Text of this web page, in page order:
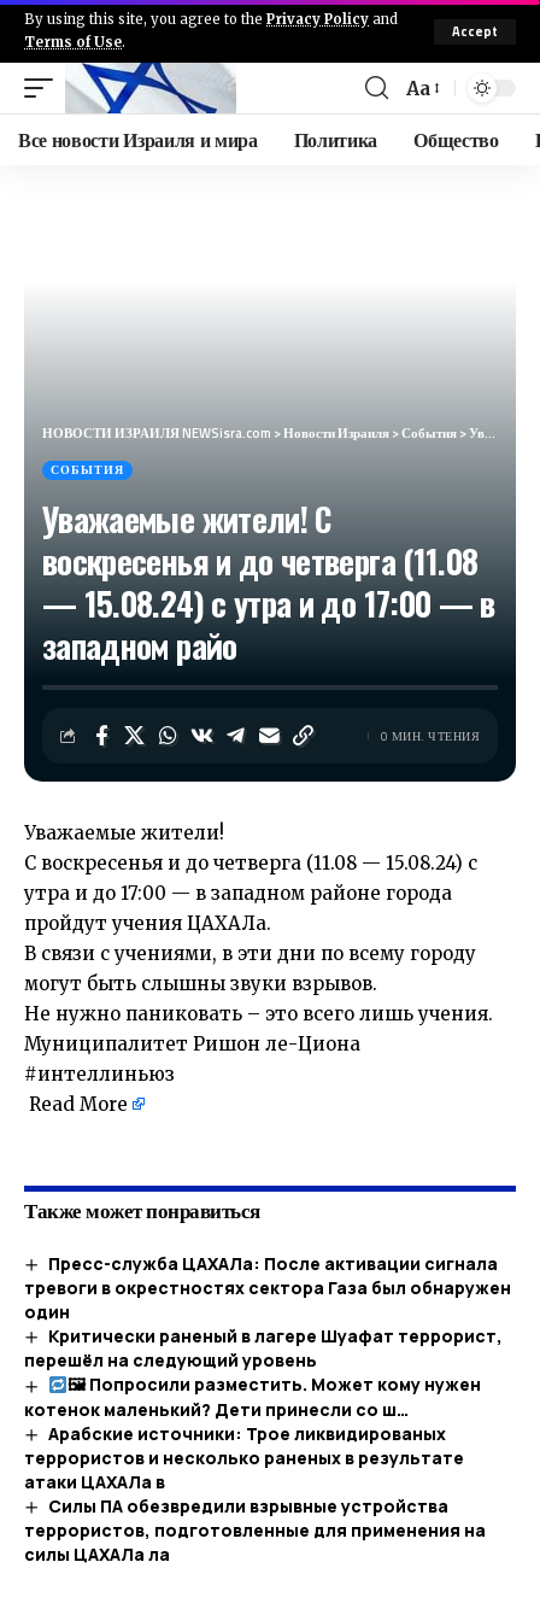
By using this site, you agree to the Privacy Policy and
Terms of Use.
Accept
Aa
Все новости Израиля и мира Политика Общество
НОВОСТИ ИЗРАИЛЯ NEWSisra.com >Новости Израиля>События>Уважаемые жители! С воскресенья и до четверга (11.08 — 15.08.24) с утра и до 17:00 — в западном райо
СОБЫТИЯ
Уважаемые жители! С
воскресенья и до четверга (11.08
— 15.08.24) с утра и до 17:00 — в
западном райо
0 МИН. ЧТЕНИЯ
Уважаемые жители!
С воскресенья и до четверга (11.08 — 15.08.24) с
утра и до 17:00 — в западном районе города
пройдут учения ЦАХАЛа.
В связи с учениями, в эти дни по всему городу
могут быть слышны звуки взрывов.
Не нужно паниковать – это всего лишь учения.
Муниципалитет Ришон ле-Циона
#интеллиньюз
Read More
Также может понравиться
Пресс-служба ЦАХАЛа: После активации сигнала
тревоги в окрестностях сектора Газа был обнаружен
один
Критически раненый в лагере Шуафат террорист,
перешёл на следующий уровень
🖼 Попросили разместить. Может кому нужен
котенок маленький? Дети принесли со ш…​
Арабские источники: Трое ликвидированых
террористов и несколько раненых в результате
атаки ЦАХАЛа в
Силы ПА обезвредили взрывные устройства
террористов, подготовленные для применения на
силы ЦАХАЛа ла